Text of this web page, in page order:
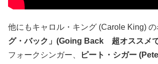
他にもキャロル・キング (Carole King) の
グ・バック」(Going Back 超オススメ
フォークシンガー、
ピート・シガー